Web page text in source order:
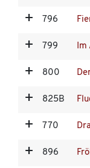
796
799 Im
800
825B
770
896